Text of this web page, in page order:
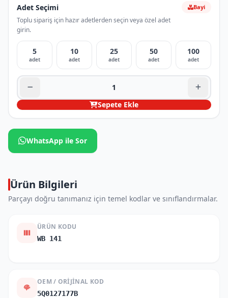
Adet Seçimi
Toplu sipariş için hazır adetlerden seçin veya özel adet
girin.
Bayi
5
adet
10
adet
25
adet
50
adet
100
adet
Sepete Ekle
WhatsApp ile Sor
Ürün Bilgileri
Parçayı doğru tanımanız için temel kodlar ve sınıflandırmalar.
ÜRÜN KODU
WB 141
OEM / ORIJINAL KOD
5Q0127177B